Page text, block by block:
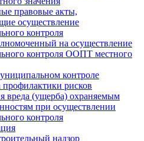
правовые акты,
осуществление
контроля
на осуществление
контроля ООПТ местного
контроле
рисков
вреда (ущерба) охраняемым
при осуществлении
контроля
надзор